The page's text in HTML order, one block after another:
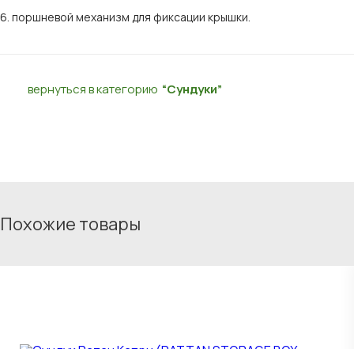
6. поршневой механизм для фиксации крышки.
вернуться в категорию “Сундуки”
Похожие товары